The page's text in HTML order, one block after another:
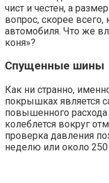
чист и честен, а
вопрос, скорее всего,
автомобиля. Что же
коня»?
Спущенные шины
Как ни странно,
покрышках является
повышенного
колеблется вокруг
проверка давления
неделю или около 250